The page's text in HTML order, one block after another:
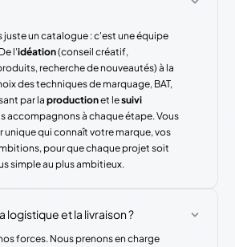
juste un catalogue : c'est une équipe
l'idéation(conseil créatif,
recherche de nouveautés) à la
des techniques de marquage, BAT,
par laproductionet lesuivi
accompagnons à chaque étape. Vous
unique qui connaît votre marque, vos
pour que chaque projet soit
simple au plus ambitieux.
logistique et la livraison ?
forces. Nous prenons en charge